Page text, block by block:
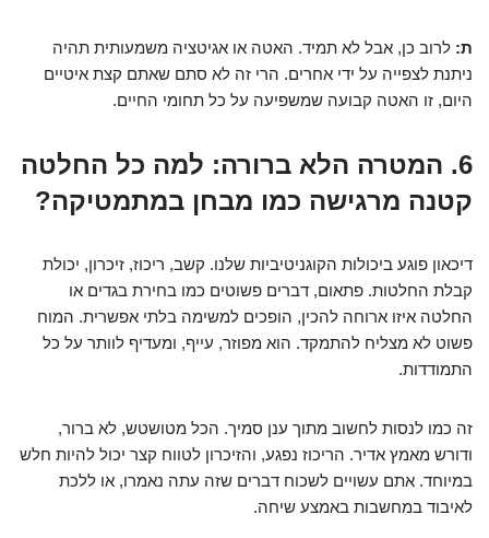
ת: לרוב כן, אבל לא תמיד. האטה או אגיטציה משמעותית תהיה
ניתנת לצפייה על ידי אחרים. הרי זה לא סתם שאתם קצת איטיים
היום, זו האטה קבועה שמשפיעה על כל תחומי החיים.
6. המטרה הלא ברורה: למה כל החלטה
קטנה מרגישה כמו מבחן במתמטיקה?
דיכאון פוגע ביכולות הקוגניטיביות שלנו. קשב, ריכוז, זיכרון, יכולת
קבלת החלטות. פתאום, דברים פשוטים כמו בחירת בגדים או
החלטה איזו ארוחה להכין, הופכים למשימה בלתי אפשרית. המוח
פשוט לא מצליח להתמקד. הוא מפוזר, עייף, ומעדיף לוותר על כל
התמודדות.
זה כמו לנסות לחשוב מתוך ענן סמיך. הכל מטושטש, לא ברור,
ודורש מאמץ אדיר. הריכוז נפגע, והזיכרון לטווח קצר יכול להיות חלש
במיוחד. אתם עשויים לשכוח דברים שזה עתה נאמרו, או ללכת
לאיבוד במחשבות באמצע שיחה.